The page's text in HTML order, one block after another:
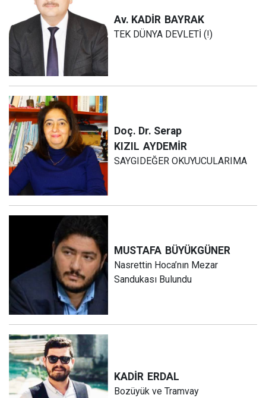
Av. KADİR BAYRAK
TEK DÜNYA DEVLETİ (!)
Doç. Dr. Serap
KIZIL AYDEMİR
SAYGIDEĞER OKUYUCULARIMA
MUSTAFA BÜYÜKGÜNER
Nasrettin Hoca’nın Mezar
Sandukası Bulundu
KADİR ERDAL
Bozüyük ve Tramvay